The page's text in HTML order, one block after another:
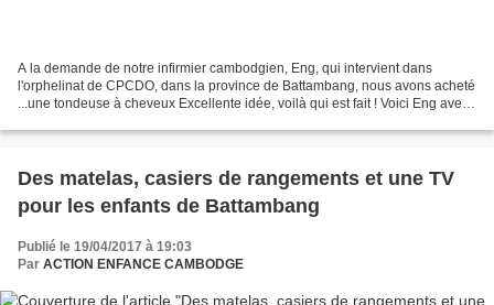
A la demande de notre infirmier cambodgien, Eng, qui intervient dans
l'orphelinat de CPCDO, dans la province de Battambang, nous avons acheté
...une tondeuse à cheveux Excellente idée, voilà qui est fait ! Voici Eng avec
Des matelas, casiers de rangements et une TV
pour les enfants de Battambang
Publié le 19/04/2017 à 19:03
Par ACTION ENFANCE CAMBODGE